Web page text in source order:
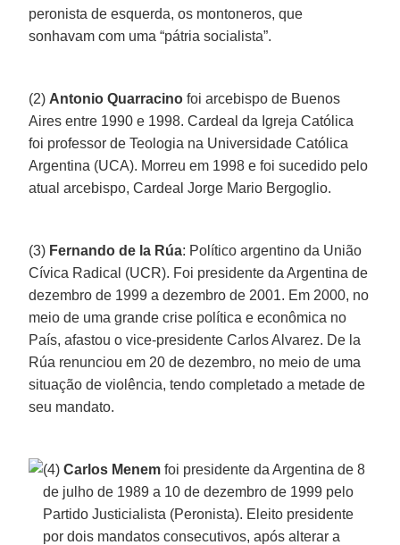
peronista de esquerda, os montoneros, que
sonhavam com uma “pátria socialista”.
(2) Antonio Quarracino foi arcebispo de Buenos
Aires entre 1990 e 1998. Cardeal da Igreja Católica
foi professor de Teologia na Universidade Católica
Argentina (UCA). Morreu em 1998 e foi sucedido pelo
atual arcebispo, Cardeal Jorge Mario Bergoglio.
(3) Fernando de la Rúa: Político argentino da União
Cívica Radical (UCR). Foi presidente da Argentina de
dezembro de 1999 a dezembro de 2001. Em 2000, no
meio de uma grande crise política e econômica no
País, afastou o vice-presidente Carlos Alvarez. De la
Rúa renunciou em 20 de dezembro, no meio de uma
situação de violência, tendo completado a metade de
seu mandato.
(4)Carlos Menem foi presidente da Argentina de 8
de julho de 1989 a 10 de dezembro de 1999 pelo
Partido Justicialista (Peronista). Eleito presidente
por dois mandatos consecutivos, após alterar a